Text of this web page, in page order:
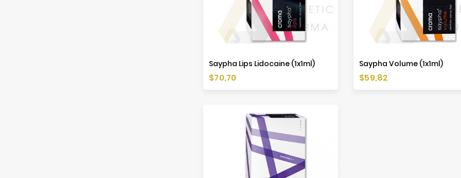
Saypha Lips Lidocaine (1x1ml)
Preis
$70,70
Saypha Volume (1x1ml)
Preis
$59,82